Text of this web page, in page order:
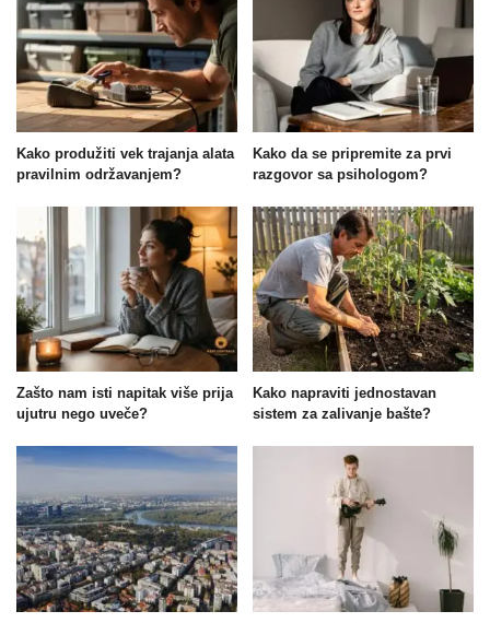
Kako produžiti vek trajanja alata
pravilnim održavanjem?
Kako da se pripremite za prvi
razgovor sa psihologom?
Zašto nam isti napitak više prija
ujutru nego uveče?
Kako napraviti jednostavan
sistem za zalivanje bašte?